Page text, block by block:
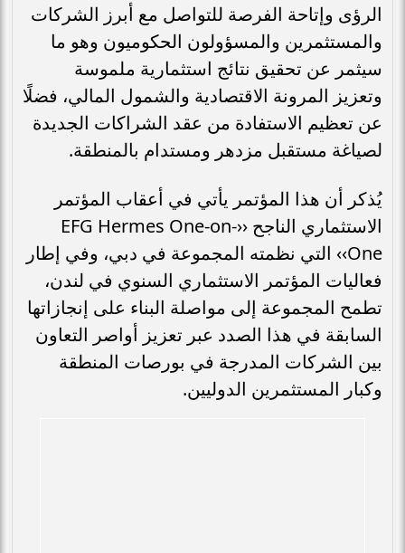
الرؤى وإتاحة الفرصة للتواصل مع أبرز الشركات
والمستثمرين والمسؤولون الحكوميون وهو ما
سيثمر عن تحقيق نتائج استثمارية ملموسة
وتعزيز المرونة الاقتصادية والشمول المالي، فضلًا
عن تعظيم الاستفادة من عقد الشراكات الجديدة
لصياغة مستقبل مزدهر ومستدام بالمنطقة.
يُذكر أن هذا المؤتمر يأتي في أعقاب المؤتمر
الاستثماري الناجح ‹‹EFG Hermes One-on-
One›› التي نظمته المجموعة في دبي، وفي إطار
فعاليات المؤتمر الاستثماري السنوي في لندن،
تطمح المجموعة إلى مواصلة البناء على إنجازاتها
السابقة في هذا الصدد عبر تعزيز أواصر التعاون
بين الشركات المدرجة في بورصات المنطقة
وكبار المستثمرين الدوليين.